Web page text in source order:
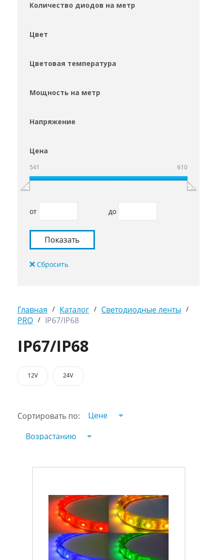
Количество диодов на метр
Цвет
Цветовая температура
Мощность на метр
Напряжение
Цена
541 610
от до
Главная / Каталог / Светодиодные ленты /
PRO / IP67/IP68
IP67/IP68
12V 24V
Сортировать по:
Цене
Возрастанию